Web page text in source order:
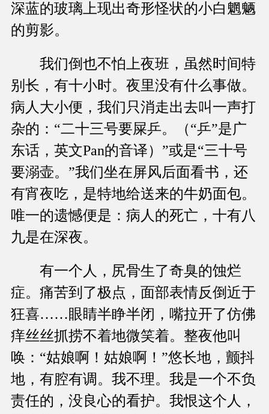
深蓝的玻璃上现出奇形怪状的小白魍魉
的剪影。
我们倒也不怕上夜班，虽然时间特
别长，有十小时。夜里没有什么事做。
病人大小便，我们只消走出去叫一声打
杂的：“二十三号要屎乒。（“乒”是广
东话，英文Pan的音译）”或是“三十号
要溺壶。”我们坐在屏风后面看书，还
有宵夜吃，是特地给送来的牛奶面包。
唯一的遗憾便是：病人的死亡，十有八
九是在深夜。
有一个人，尻骨生了奇臭的蚀烂
症。痛苦到了极点，面部表情反倒近于
狂喜……眼睛半睁半闭，嘴拉开了仿佛
痒丝丝抓捞不着地微笑着。整夜他叫
唤：“姑娘啊！姑娘啊！”悠长地，颤抖
地，有腔有调。我不理。我是一个不负
责任的，没良心的看护。我恨这个人，